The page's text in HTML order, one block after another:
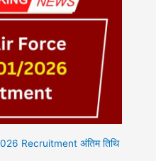
Recruitment अंतिम तिथि